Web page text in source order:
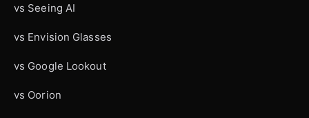
vs Seeing AI
vs Envision Glasses
vs Google Lookout
vs Oorion